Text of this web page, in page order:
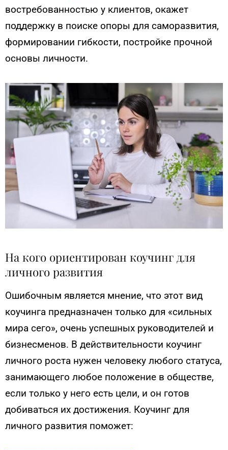
востребованностью у клиентов, окажет
поддержку в поиске опоры для саморазвития,
формировании гибкости, постройке прочной
основы личности.
На кого ориентирован коучинг для
личного развития
Ошибочным является мнение, что этот вид
коучинга предназначен только для «сильных
мира сего», очень успешных руководителей и
бизнесменов. В действительности коучинг
личного роста нужен человеку любого статуса,
занимающего любое положение в обществе,
если только у него есть цели, и он готов
добиваться их достижения. Коучинг для
личного развития поможет: